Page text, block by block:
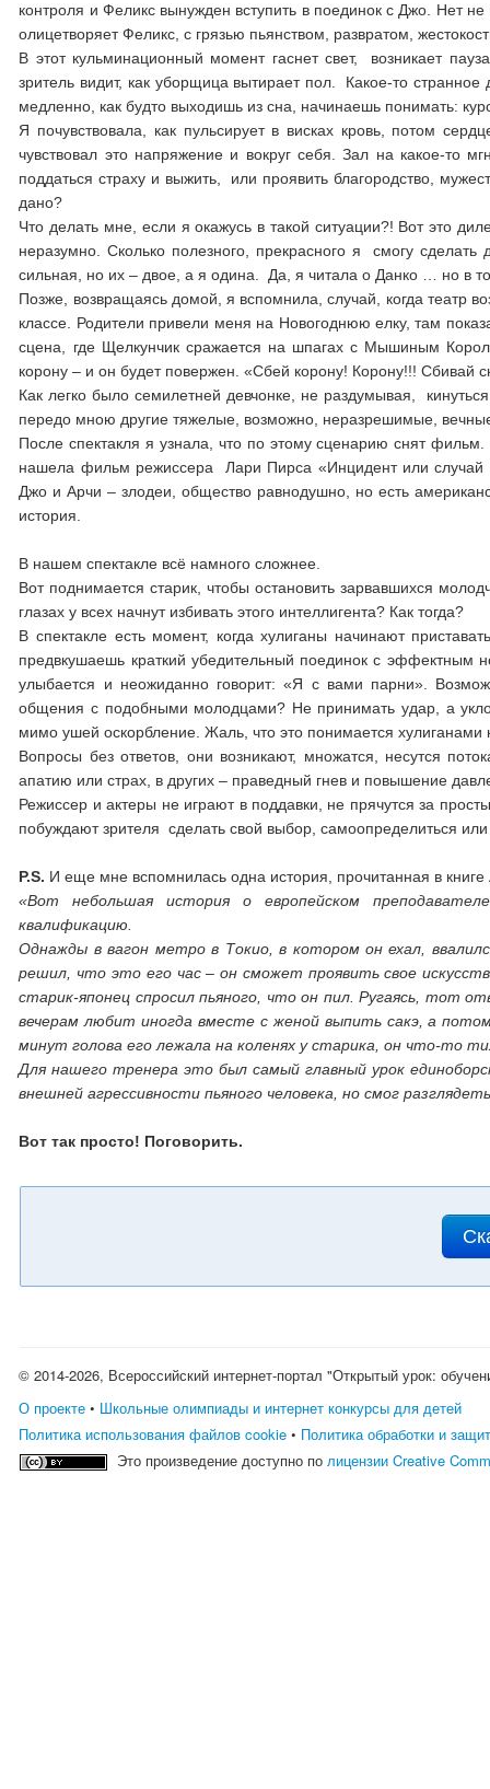
контроля и Феликс вынужден вступить в поединок с Джо. Нет
олицетворяет Феликс, с грязью пьянством, развратом,
В этот кульминационный момент гаснет свет, возникает
зритель видит, как уборщица вытирает пол. Какое-то
медленно, как будто выходишь из сна, начинаешь понимать:
Я почувствовала, как пульсирует в висках кровь, потом
чувствовал это напряжение и вокруг себя. Зал на какое-то
поддаться страху и выжить, или проявить благородство,
дано?
Что делать мне, если я окажусь в такой ситуации?! Вот это
неразумно. Сколько полезного, прекрасного я смогу
сильная, но их – двое, а я одина. Да, я читала о Данко … но в
Позже, возвращаясь домой, я вспомнила, случай, когда театр
классе. Родители привели меня на Новогоднюю елку, там
сцена, где Щелкунчик сражается на шпагах с Мышиным
корону – и он будет повержен. «Сбей корону! Корону!!! Сбивай
Как легко было семилетней девчонке, не раздумывая,
передо мною другие тяжелые, возможно, неразрешимые,
После спектакля я узнала, что по этому сценарию снят
нашела фильм режиссера Лари Пирса «Инцидент или случай
Джо и Арчи – злодеи, общество равнодушно, но есть
история.
В нашем спектакле всё намного сложнее.
Вот поднимается старик, чтобы остановить зарвавшихся
глазах у всех начнут избивать этого интеллигента? Как тогда?
В спектакле есть момент, когда хулиганы начинают
предвкушаешь краткий убедительный поединок с
улыбается и неожиданно говорит: «Я с вами парни».
общения с подобными молодцами? Не принимать удар, а
мимо ушей оскорбление. Жаль, что это понимается хулиганами
Вопросы без ответов, они возникают, множатся, несутся
апатию или страх, в других – праведный гнев и повышение
Режиссер и актеры не играют в поддавки, не прячутся за
побуждают зрителя сделать свой выбор, самоопределиться
P.S. И еще мне вспомнилась одна история, прочитанная в
«Вот небольшая история о европейском
квалификацию.
Однажды в вагон метро в Токио, в котором он ехал,
решил, что это его час – он сможет проявить свое
старик-японец спросил пьяного, что он пил. Ругаясь, тот
вечерам любит иногда вместе с женой выпить сакэ, а
минут голова его лежала на коленях у старика, он что-то
Для нашего тренера это был самый главный урок
внешней агрессивности пьяного человека, но смог
Вот так просто! Поговорить.
© 2014-2026, Всероссийский интернет-портал "Открытый урок:
О проекте • Школьные олимпиады и интернет конкурсы для детей
Политика использования файлов cookie • Политика обработки и
Это произведение доступно полицензии Creative